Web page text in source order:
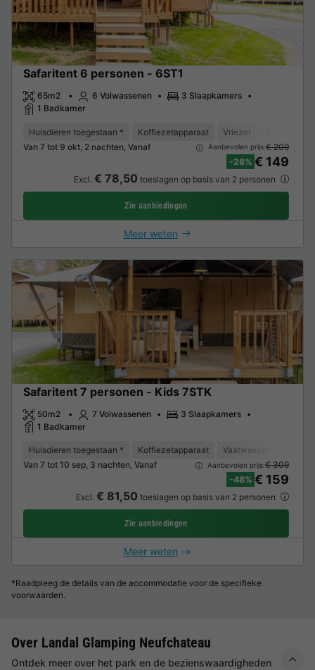
Safaritent 6 personen - 6ST1
65m2 6 Volwassenen
3 Slaapkamers
1 Badkamer
Huisdieren toegestaan * Koffiezetapparaat Vriezer
Van 7 tot 9 okt, 2 nachten, Vanaf
Aanbevolen prijs:€ 209
-28% € 149
Excl. € 78,50 toeslagen op basis van 2 personen
Zie aanbiedingen
Meer weten
Safaritent 7 personen - Kids 7STK
50m2 7 Volwassenen
3 Slaapkamers
1 Badkamer
Huisdieren toegestaan * Koffiezetapparaat Vaatwasser
Van 7 tot 10 sep, 3 nachten, Vanaf
Aanbevolen prijs:€ 309
-48% € 159
Excl. € 81,50 toeslagen op basis van 2 personen
Zie aanbiedingen
Meer weten
*Raadpleeg de details van de accommodatie voor de specifieke
voorwaarden.
Over Landal Glamping Neufchateau
Ontdek meer over het park en de bezienswaardigheden